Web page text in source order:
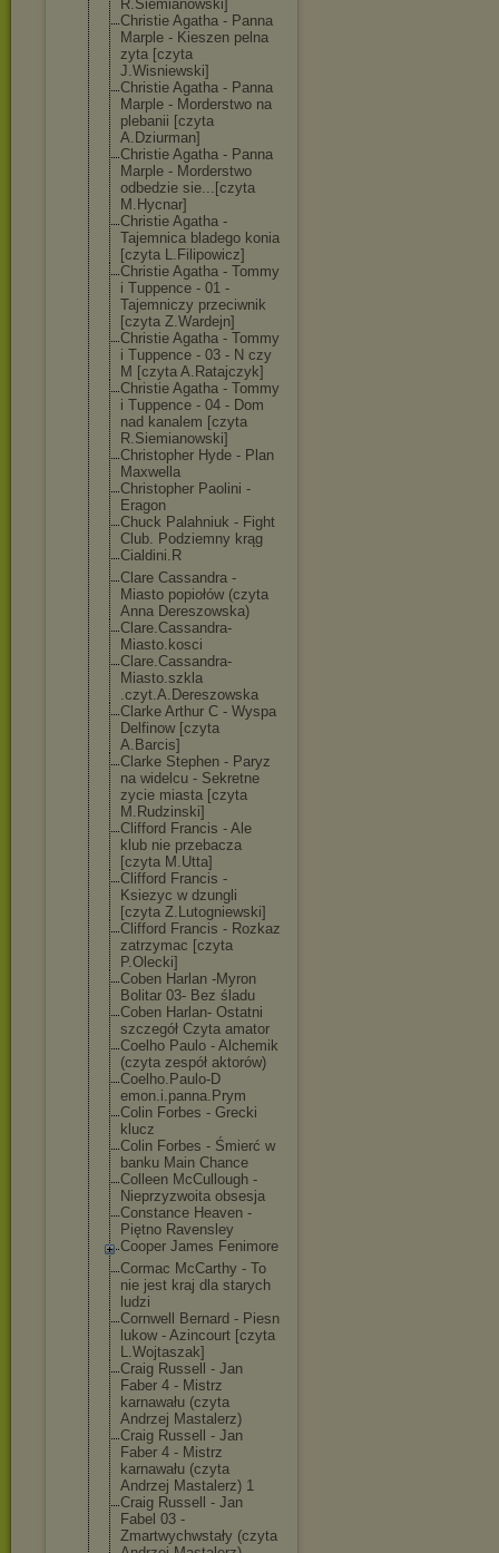
R.Siemianowski]
Christie Agatha - Panna
Marple - Kieszen pelna
zyta [czyta
J.Wisniewski]
Christie Agatha - Panna
Marple - Morderstwo na
plebanii [czyta
A.Dziurman]
Christie Agatha - Panna
Marple - Morderstwo
odbedzie sie...[czyta
M.Hycnar]
Christie Agatha -
Tajemnica bladego konia
[czyta L.Filipowicz]
Christie Agatha - Tommy
i Tuppence - 01 -
Tajemniczy przeciwnik
[czyta Z.Wardejn]
Christie Agatha - Tommy
i Tuppence - 03 - N czy
M [czyta A.Ratajczyk]
Christie Agatha - Tommy
i Tuppence - 04 - Dom
nad kanalem [czyta
R.Siemianowski]
Christopher Hyde - Plan
Maxwella
Christopher Paolini -
Eragon
Chuck Palahniuk - Fight
Club. Podziemny krąg
Cialdini.R
Clare Cassandra -
Miasto popiołów (czyta
Anna Dereszowska)
Clare.Cassandra-
Miasto.kosci
Clare.Cassandra-
Miasto.szkla
.czyt.A.Dereszowska
Clarke Arthur C - Wyspa
Delfinow [czyta
A.Barcis]
Clarke Stephen - Paryz
na widelcu - Sekretne
zycie miasta [czyta
M.Rudzinski]
Clifford Francis - Ale
klub nie przebacza
[czyta M.Utta]
Clifford Francis -
Ksiezyc w dzungli
[czyta Z.Lutogniewski]
Clifford Francis - Rozkaz
zatrzymac [czyta
P.Olecki]
Coben Harlan -Myron
Bolitar 03- Bez śladu
Coben Harlan- Ostatni
szczegół Czyta amator
Coelho Paulo - Alchemik
(czyta zespół aktorów)
Coelho.Paulo-D
emon.i.panna.Prym
Colin Forbes - Grecki
klucz
Colin Forbes - Śmierć w
banku Main Chance
Colleen McCullough -
Nieprzyzwoita obsesja
Constance Heaven -
Piętno Ravensley
Cooper James Fenimore
Cormac McCarthy - To
nie jest kraj dla starych
ludzi
Cornwell Bernard - Piesn
lukow - Azincourt [czyta
L.Wojtaszak]
Craig Russell - Jan
Faber 4 - Mistrz
karnawału (czyta
Andrzej Mastalerz)
Craig Russell - Jan
Faber 4 - Mistrz
karnawału (czyta
Andrzej Mastalerz) 1
Craig Russell - Jan
Fabel 03 -
Zmartwychwstały (czyta